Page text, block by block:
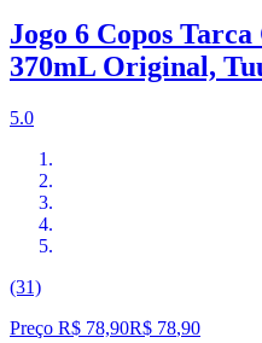
Jogo 6 Copos
370mL Original,
5.0
(31)
Preço R$ 78,90R$ 78,90